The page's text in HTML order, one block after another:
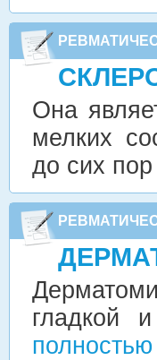
Она
мелких
до сих
гладкой
полностью